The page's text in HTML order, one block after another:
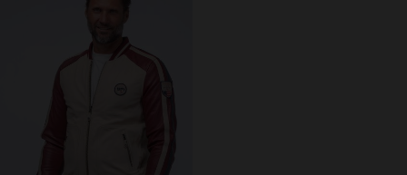
TAILLES DISPONIBLES